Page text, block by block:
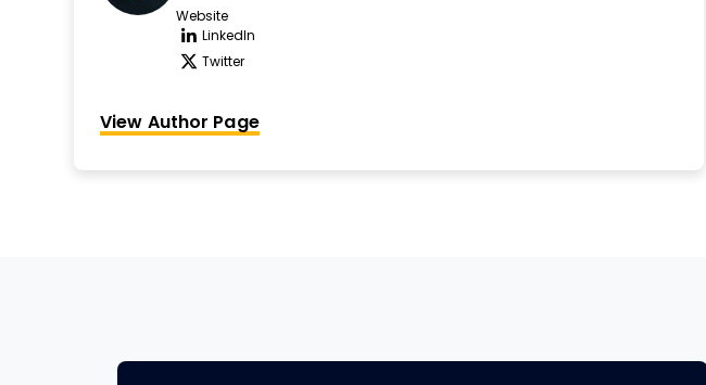
Website
Opens new window
LinkedIn
Opens new window
Twitter
Opens new window
View Author Page